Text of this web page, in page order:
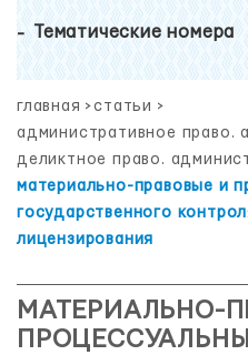
Тематические номера
главная >статьи >
административное право.
деликтное право.
материально-правовые и
государственного
лицензирования
МАТЕРИАЛЬНО-